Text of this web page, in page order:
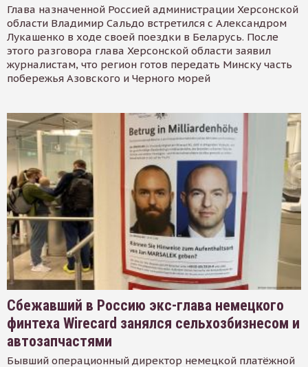
Глава назначенной Россией администрации Херсонской
области Владимир Сальдо встретился с Александром
Лукашенко в ходе своей поездки в Беларусь. После
этого разговора глава Херсонской области заявил
журналистам, что регион готов передать Минску часть
побережья Азовского и Черного морей
Сбежавший в Россию экс-глава немецкого
финтеха Wirecard занялся сельхозбизнесом и
автозапчастями
Бывший операционный директор немецкой платёжной